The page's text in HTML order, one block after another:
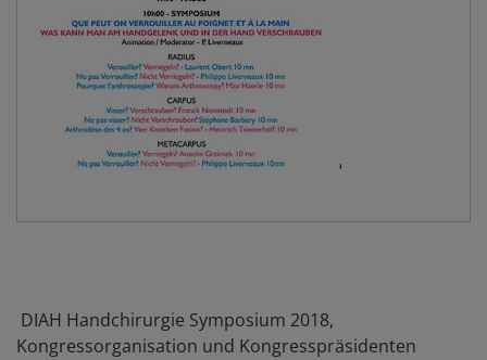
DIAH Handchirurgie Symposium 2018,
Kongressorganisation und Kongresspräsidenten